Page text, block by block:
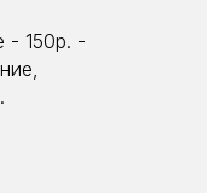
- 150р. -